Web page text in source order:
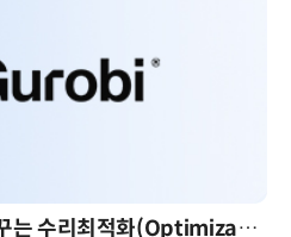
AI 시대의 의사결정을 바꾸는 수리최적화(Optimization): 실제 산업 적용 사례와 활용 전략